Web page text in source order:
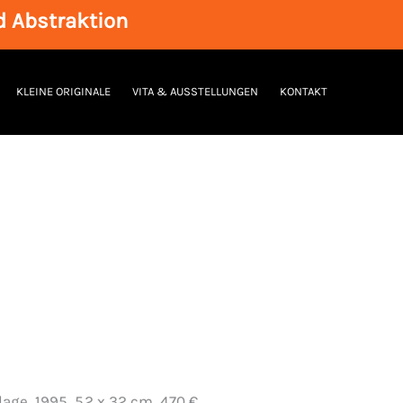
Abstraktion
KLEINE ORIGINALE VITA & AUSSTELLUNGEN KONTAKT